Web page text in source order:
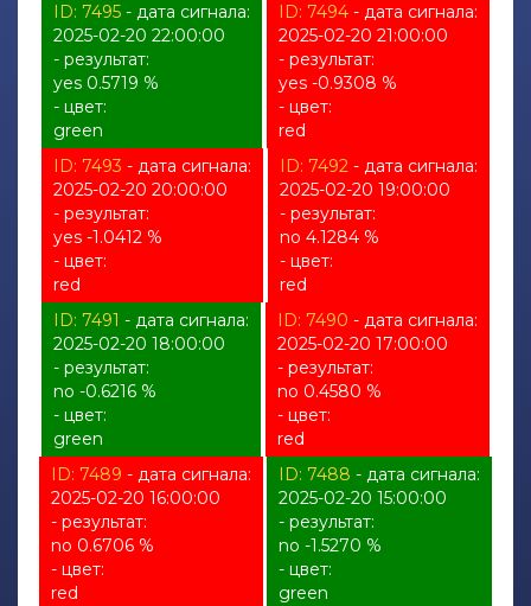
ID: 7495- дата сигнала:
2025-02-20 22:00:00
- результат:
yes 0.5719 %
- цвет:
green
ID: 7494 - дата сигнала:
2025-02-20 21:00:00
- результат:
yes -0.9308 %
- цвет:
red
ID: 7493 - дата сигнала:
2025-02-20 20:00:00
- результат:
yes -1.0412 %
- цвет:
red
ID: 7492 - дата сигнала:
2025-02-20 19:00:00
- результат:
no 4.1284 %
- цвет:
red
ID: 7491 - дата сигнала:
2025-02-20 18:00:00
- результат:
no -0.6216 %
- цвет:
green
ID: 7490 - дата сигнала:
2025-02-20 17:00:00
- результат:
no 0.4580 %
- цвет:
red
ID: 7489 - дата сигнала:
2025-02-20 16:00:00
- результат:
no 0.6706 %
- цвет:
red
ID: 7488 - дата сигнала:
2025-02-20 15:00:00
- результат:
no -1.5270 %
- цвет:
green